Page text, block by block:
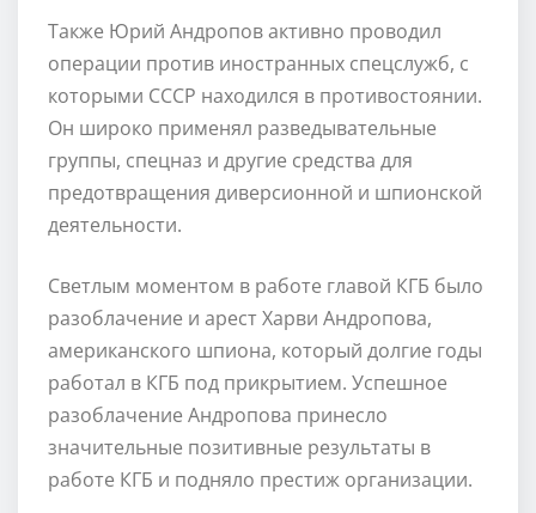
Также Юрий Андропов активно проводил
операции против иностранных спецслужб, с
которыми СССР находился в противостоянии.
Он широко применял разведывательные
группы, спецназ и другие средства для
предотвращения диверсионной и шпионской
деятельности.
Светлым моментом в работе главой КГБ было
разоблачение и арест Харви Андропова,
американского шпиона, который долгие годы
работал в КГБ под прикрытием. Успешное
разоблачение Андропова принесло
значительные позитивные результаты в
работе КГБ и подняло престиж организации.